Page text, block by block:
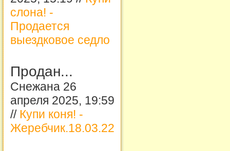
слона! -
Продается
выездковое седло
Продан...
Снежана 26
апреля 2025, 19:59
// Купи коня! -
Жеребчик.18.03.22